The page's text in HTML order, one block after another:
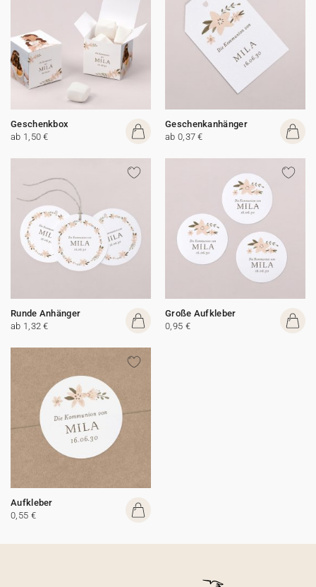
Geschenkbox
ab 1,50 €
Geschenkanhänger
ab 0,37 €
Runde Anhänger
ab 1,32 €
Große Aufkleber
0,95 €
Aufkleber
0,55 €